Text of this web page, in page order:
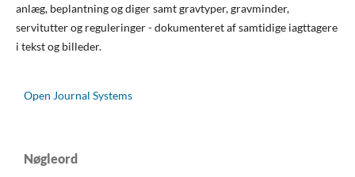
anlæg, beplantning og diger samt gravtyper, gravminder,
servitutter og reguleringer - dokumenteret af samtidige iagttagere
i tekst og billeder.
Open Journal Systems
Nøgleord